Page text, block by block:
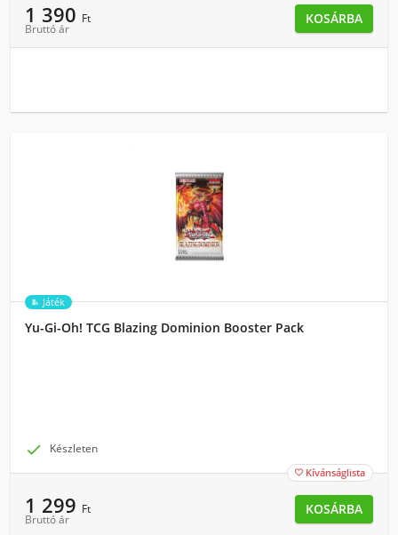
1 390 Ft
Bruttó ár
KOSÁRBA
Játék
Yu-Gi-Oh! TCG Blazing Dominion Booster Pack
 Készleten
 Kívánságlista
1 299 Ft
Bruttó ár
KOSÁRBA